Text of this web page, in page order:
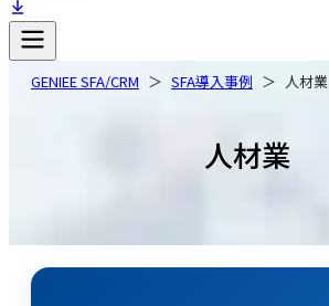
GENIEE SFA/CRM SFA導入事例 人材業
人材業